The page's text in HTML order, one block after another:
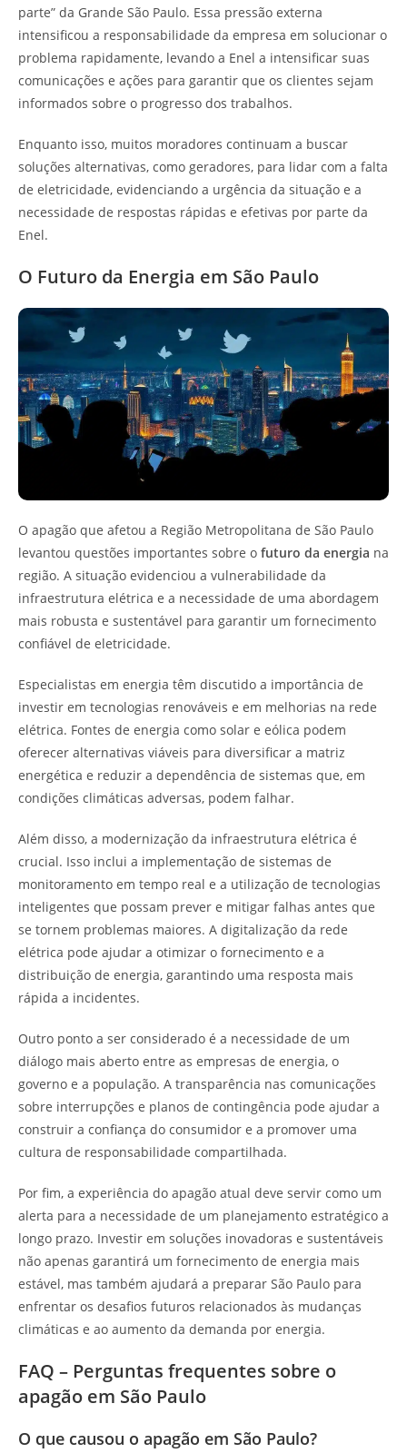
parte” da Grande São Paulo. Essa pressão externa
intensificou a responsabilidade da empresa em solucionar o
problema rapidamente, levando a Enel a intensificar suas
comunicações e ações para garantir que os clientes sejam
informados sobre o progresso dos trabalhos.
Enquanto isso, muitos moradores continuam a buscar
soluções alternativas, como geradores, para lidar com a falta
de eletricidade, evidenciando a urgência da situação e a
necessidade de respostas rápidas e efetivas por parte da
Enel.
O Futuro da Energia em São Paulo
O apagão que afetou a Região Metropolitana de São Paulo
levantou questões importantes sobre o futuro da energia na
região. A situação evidenciou a vulnerabilidade da
infraestrutura elétrica e a necessidade de uma abordagem
mais robusta e sustentável para garantir um fornecimento
confiável de eletricidade.
Especialistas em energia têm discutido a importância de
investir em tecnologias renováveis e em melhorias na rede
elétrica. Fontes de energia como solar e eólica podem
oferecer alternativas viáveis para diversificar a matriz
energética e reduzir a dependência de sistemas que, em
condições climáticas adversas, podem falhar.
Além disso, a modernização da infraestrutura elétrica é
crucial. Isso inclui a implementação de sistemas de
monitoramento em tempo real e a utilização de tecnologias
inteligentes que possam prever e mitigar falhas antes que
se tornem problemas maiores. A digitalização da rede
elétrica pode ajudar a otimizar o fornecimento e a
distribuição de energia, garantindo uma resposta mais
rápida a incidentes.
Outro ponto a ser considerado é a necessidade de um
diálogo mais aberto entre as empresas de energia, o
governo e a população. A transparência nas comunicações
sobre interrupções e planos de contingência pode ajudar a
construir a confiança do consumidor e a promover uma
cultura de responsabilidade compartilhada.
Por fim, a experiência do apagão atual deve servir como um
alerta para a necessidade de um planejamento estratégico a
longo prazo. Investir em soluções inovadoras e sustentáveis
não apenas garantirá um fornecimento de energia mais
estável, mas também ajudará a preparar São Paulo para
enfrentar os desafios futuros relacionados às mudanças
climáticas e ao aumento da demanda por energia.
FAQ – Perguntas frequentes sobre o
apagão em São Paulo
O que causou o apagão em São Paulo?